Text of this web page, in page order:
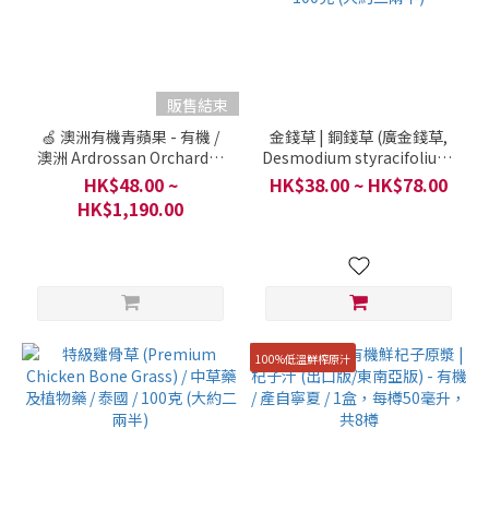
販售結束
🍏 澳洲有機青蘋果 - 有機 /
澳洲 Ardrossan Orchards /
大約半公斤 (3個大約500克)
HK$48.00 ~
HK$1,190.00
金錢草 | 銅錢草 (廣金錢草,
Desmodium styracifolium,
Moneywort Herb) / 中草藥
清熱護肝健脾湯水組合 / 中國
HK$38.00 ~ HK$78.00
100%低溫鮮榨原汁